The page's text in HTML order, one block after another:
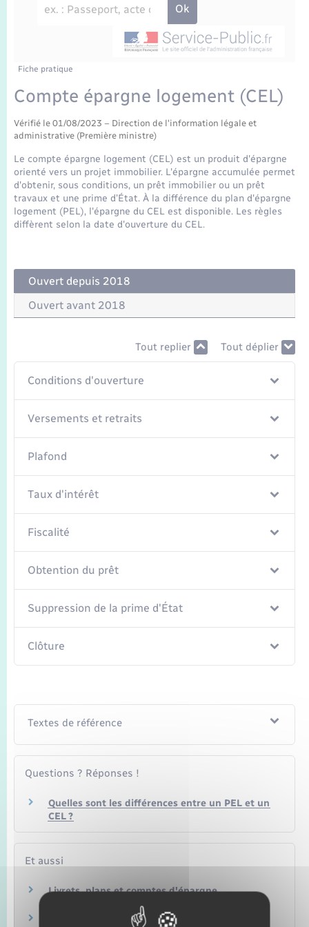
Etat-civil - Papiers - Citoyenneté
Parrainage civil
Recensement
Concessions funéraires
Nouvel habitant
Numérique
Organisation d’événement
Seniors
Transports
Transports scolaires
Voirie et espace public
Travaux - Autorisation d’occupation de l’espace
Plan interactif
La Communauté de communes
Fiche pratique
Compte épargne logement (CEL)
Vérifié le 01/08/2023 – Direction de l'information légale et
administrative (Première ministre)
Le compte épargne logement (CEL) est un produit d'épargne
orienté vers un projet immobilier. L'épargne accumulée permet
d'obtenir, sous conditions, un prêt immobilier ou un prêt
travaux et une prime d’État. À la différence du plan d'épargne
logement (PEL), l'épargne du CEL est disponible. Les règles
diffèrent selon la date d'ouverture du CEL.
Ouvert depuis 2018
Ouvert avant 2018
Tout replier Tout déplier
Conditions d'ouverture
Versements et retraits
Plafond
Taux d'intérêt
Fiscalité
Obtention du prêt
Suppression de la prime d'État
Clôture
Textes de référence
Questions ? Réponses !
Quelles sont les différences entre un PEL et un
CEL ?
Et aussi
Livrets, plans et comptes d'épargne
Prêt épargne logement à partir d'un compte